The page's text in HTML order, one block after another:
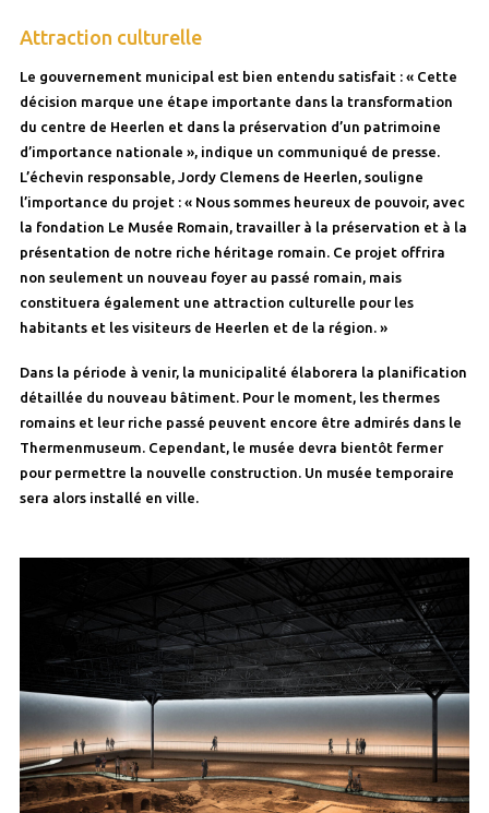
Attraction culturelle
Le gouvernement municipal est bien entendu satisfait : « Cette
décision marque une étape importante dans la transformation
du centre de Heerlen et dans la préservation d’un patrimoine
d’importance nationale », indique un communiqué de presse.
L’échevin responsable, Jordy Clemens de Heerlen, souligne
l’importance du projet : « Nous sommes heureux de pouvoir, avec
la fondation Le Musée Romain, travailler à la préservation et à la
présentation de notre riche héritage romain. Ce projet offrira
non seulement un nouveau foyer au passé romain, mais
constituera également une attraction culturelle pour les
habitants et les visiteurs de Heerlen et de la région. »
Dans la période à venir, la municipalité élaborera la planification
détaillée du nouveau bâtiment. Pour le moment, les thermes
romains et leur riche passé peuvent encore être admirés dans le
Thermenmuseum. Cependant, le musée devra bientôt fermer
pour permettre la nouvelle construction. Un musée temporaire
sera alors installé en ville.